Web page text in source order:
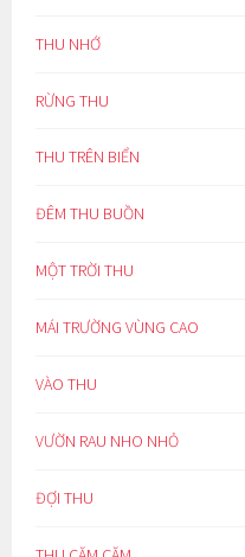
THU NHỚ
RỪNG THU
THU TRÊN BIỂN
ĐÊM THU BUỒN
MỘT TRỜI THU
MÁI TRƯỜNG VÙNG CAO
VÀO THU
VƯỜN RAU NHO NHỎ
ĐỢI THU